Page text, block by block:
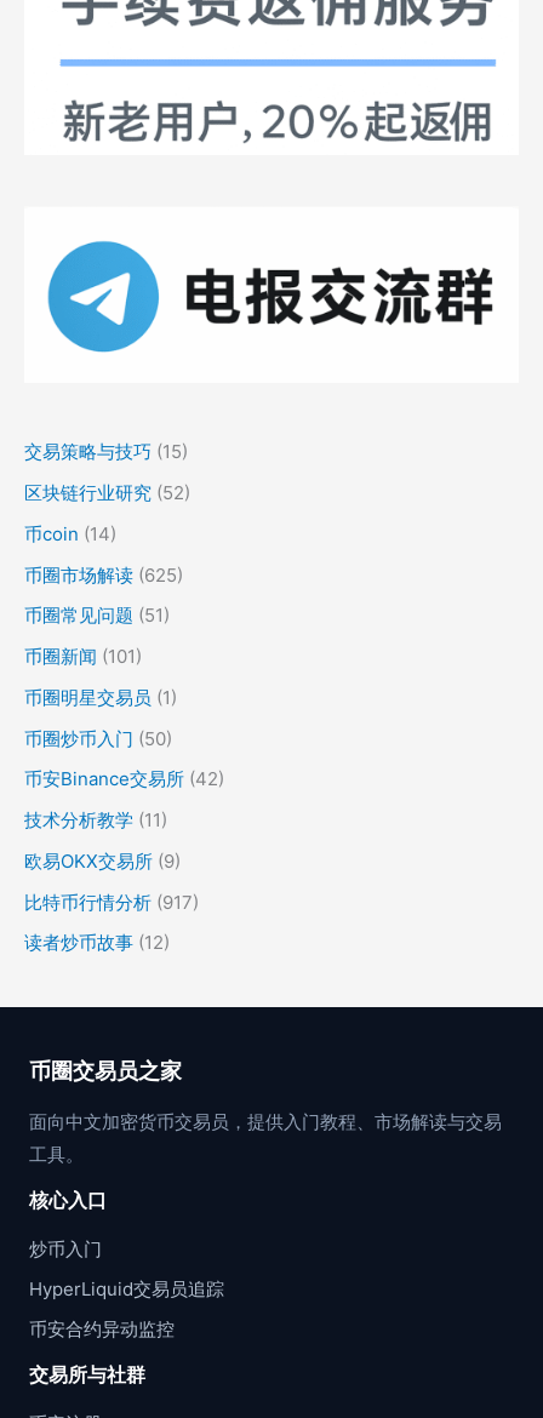
交易策略与技巧 (15)
区块链行业研究 (52)
币coin (14)
币圈市场解读 (625)
币圈常见问题 (51)
币圈新闻 (101)
币圈明星交易员 (1)
币圈炒币入门 (50)
币安Binance交易所 (42)
技术分析教学 (11)
欧易OKX交易所 (9)
比特币行情分析 (917)
读者炒币故事 (12)
币圈交易员之家
面向中文加密货币交易员，提供入门教程、市场解读与交易
工具。
核心入口
炒币入门
HyperLiquid交易员追踪
币安合约异动监控
交易所与社群